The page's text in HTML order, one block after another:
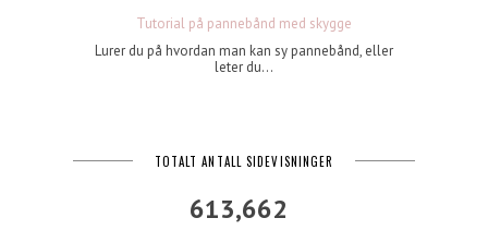
Tutorial på pannebånd med skygge
Lurer du på hvordan man kan sy pannebånd, eller
leter du...
TOTALT ANTALL SIDEVISNINGER
613,662